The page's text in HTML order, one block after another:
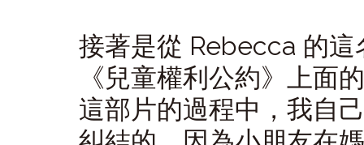
接著是從 Rebecca 的
《兒童權利公約》上面
這部片的過程中，我自